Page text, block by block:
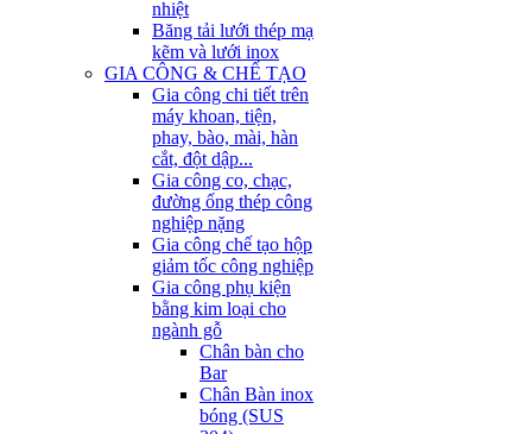
nhiệt
Băng tải lưới thép mạ
kẽm và lưới inox
GIA CÔNG & CHẾ TẠO
Gia công chi tiết trên
máy khoan, tiện,
phay, bào, mài, hàn
cắt, đột dập...
Gia công co, chạc,
đường ống thép công
nghiệp nặng
Gia công chế tạo hộp
giảm tốc công nghiệp
Gia công phụ kiện
bằng kim loại cho
ngành gỗ
Chân bàn cho
Bar
Chân Bàn inox
bóng (SUS